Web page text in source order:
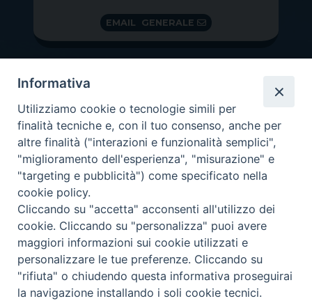
EMAIL GENERALE
GRAZIE PER IL TUO AIUTO
Insieme per la Diocesi
Copyright 2026 ©Diocesi di Vittorio Veneto-Privacy
Informativa
Utilizziamo cookie o tecnologie simili per
finalità tecniche e, con il tuo consenso, anche per
altre finalità ("interazioni e funzionalità semplici",
"miglioramento dell'esperienza", "misurazione" e
"targeting e pubblicità") come specificato nella
cookie policy.
Cliccando su "accetta" acconsenti all'utilizzo dei
cookie. Cliccando su "personalizza" puoi avere
maggiori informazioni sui cookie utilizzati e
personalizzare le tue preferenze. Cliccando su
"rifiuta" o chiudendo questa informativa proseguirai
la navigazione installando i soli cookie tecnici.